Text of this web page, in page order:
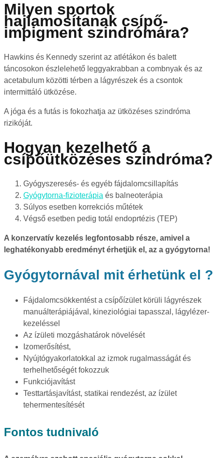
Milyen sportok
hajlamosítanak csípő-
impigment szindrómára?
Hawkins és Kennedy szerint az atlétákon és balett
táncosokon észlelehető leggyakrabban a combnyak és az
acetabulum közötti térben a lágyrészek és a csontok
intermittáló ütközése.
A jóga és a futás is fokozhatja az ütközéses szindróma
rizikóját.
Hogyan kezelhető a
csípőütközéses szindróma?
Gyógyszeresés- és egyéb fájdalomcsillapítás
Gyógytorna-fizioterápia és balneoterápia
Súlyos esetben korrekciós műtétek
Végső esetben pedig totál endoprtézis (TEP)
A konzervatív kezelés legfontosabb része, amivel a
leghatékonyabb eredményt érhetjük el, az a gyógytorna!
Gyógytornával mit érhetünk el ?
Fájdalomcsökkentést a csípőízület körüli lágyrészek
manuálterápiájával, kineziológiai tapasszal, lágylézer-
kezeléssel
Az ízületi mozgáshatárok növelését
Izomerősítést,
Nyújtógyakorlatokkal az izmok rugalmasságát és
terhelhetőségét fokozzuk
Funkciójavítást
Testtartásjavítást, statikai rendezést, az ízület
tehermentesítését
Fontos tudnivaló